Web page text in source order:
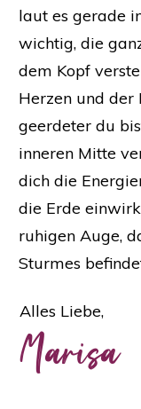
laut es gerade
wichtig, die
dem Kopf
Herzen und der
geerdeter du
inneren Mitte
dich die
die Erde
ruhigen Auge,
Sturmes
Alles Liebe,
Marisa